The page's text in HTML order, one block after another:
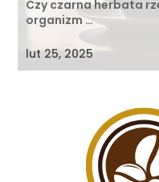
Czy czarna herbata
organizm …
lut 25, 2025